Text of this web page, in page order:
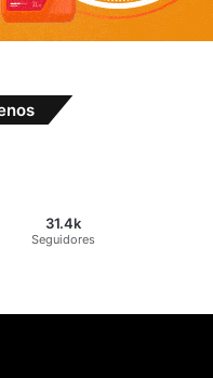
31.4k
Seguidores